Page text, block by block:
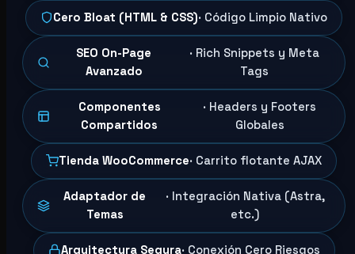
Cero Bloat (HTML & CSS)· Código Limpio Nativo
SEO On-Page
Avanzado
· Rich Snippets y Meta
Tags
Componentes
Compartidos
· Headers y Footers
Globales
Tienda WooCommerce· Carrito flotante AJAX
Adaptador de
Temas
· Integración Nativa (Astra,
etc.)
Arquitectura Segura· Conexión Cero Riesgos